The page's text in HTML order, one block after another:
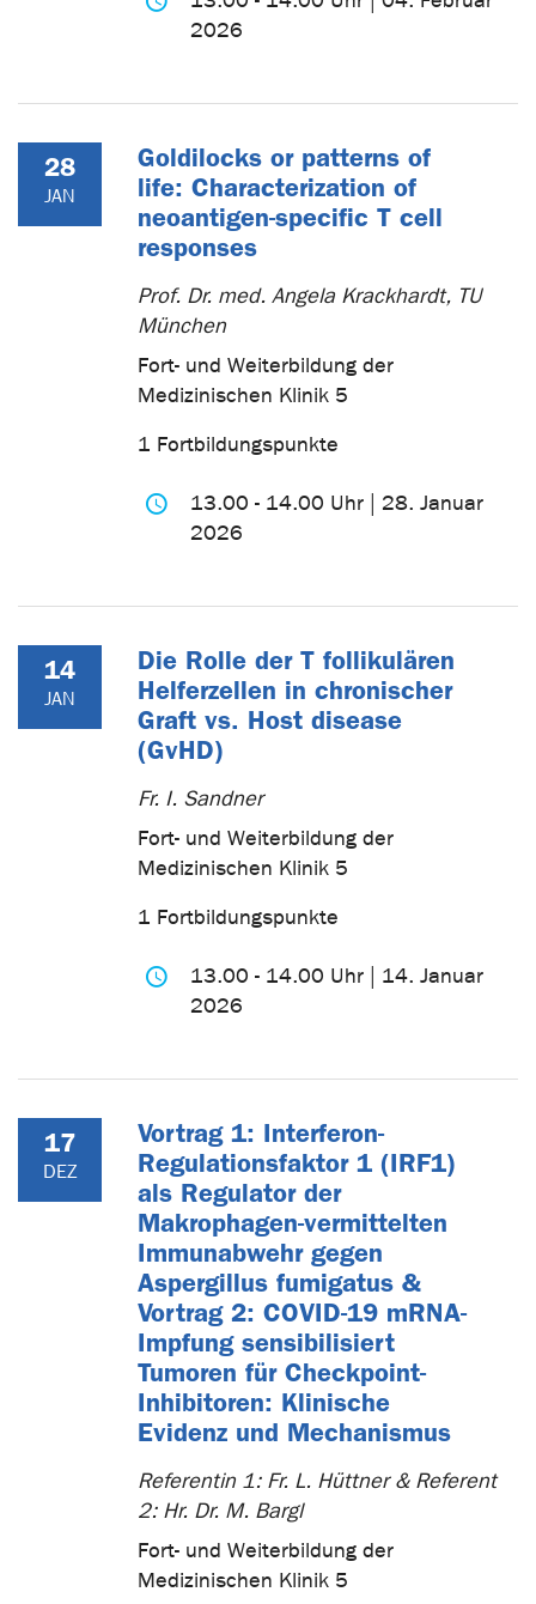
2026
28
JAN
Goldilocks or patterns of
life: Characterization of
neoantigen-specific T cell
responses
Prof. Dr. med. Angela Krackhardt, TU
München
Fort- und Weiterbildung der
Medizinischen Klinik 5
1 Fortbildungspunkte
13.00 - 14.00 Uhr | 28. Januar
2026
14
JAN
Die Rolle der T follikulären
Helferzellen in chronischer
Graft vs. Host disease
(GvHD)
Fr. I. Sandner
Fort- und Weiterbildung der
Medizinischen Klinik 5
1 Fortbildungspunkte
13.00 - 14.00 Uhr | 14. Januar
2026
17
DEZ
Vortrag 1: Interferon-
Regulationsfaktor 1 (IRF1)
als Regulator der
Makrophagen-vermittelten
Immunabwehr gegen
Aspergillus fumigatus &
Vortrag 2: COVID-19 mRNA-
Impfung sensibilisiert
Tumoren für Checkpoint-
Inhibitoren: Klinische
Evidenz und Mechanismus
Referentin 1: Fr. L. Hüttner & Referent
2: Hr. Dr. M. Bargl
Fort- und Weiterbildung der
Medizinischen Klinik 5